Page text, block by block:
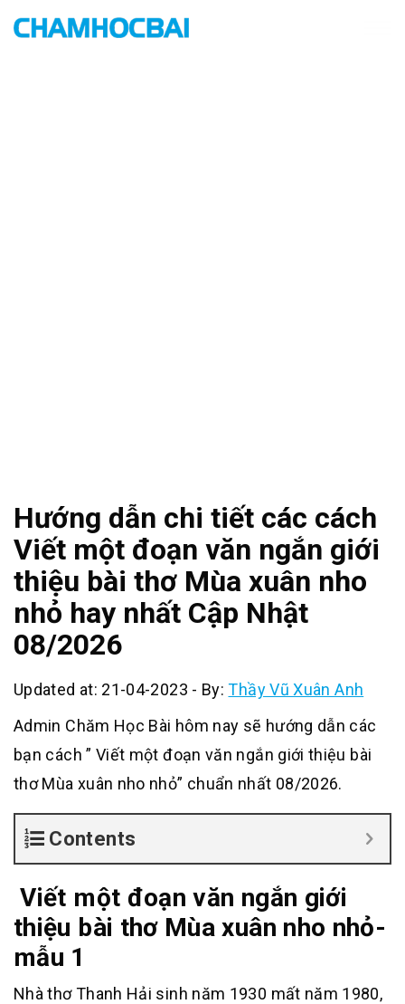
Hướng dẫn chi tiết các cách
Viết một đoạn văn ngắn giới
thiệu bài thơ Mùa xuân nho
nhỏ hay nhất Cập Nhật
08/2026
Updated at: 21-04-2023 - By:Thầy Vũ Xuân Anh
Admin Chăm Học Bài hôm nay sẽ hướng dẫn các
bạn cách ” Viết một đoạn văn ngắn giới thiệu bài
thơ Mùa xuân nho nhỏ” chuẩn nhất 08/2026.
Contents
Viết một đoạn văn ngắn giới
thiệu bài thơ Mùa xuân nho nhỏ-
mẫu 1
Nhà thơ Thanh Hải sinh năm 1930 mất năm 1980,